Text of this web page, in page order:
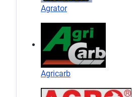
Agrator
Agricarb